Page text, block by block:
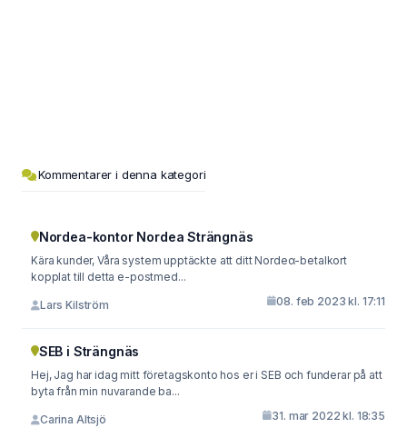
Kommentarer i denna kategori
Nordea-kontor Nordea Strängnäs
Kära kunder, Våra system upptäckte att ditt Νordeα-betalkort
kopplat till detta e-postmed...
Lars Kilström 08. feb 2023 kl. 17:11
SEB i Strängnäs
Hej, Jag har idag mitt företagskonto hos er i SEB och funderar på att
byta från min nuvarande ba...
Carina Altsjö 31. mar 2022 kl. 18:35